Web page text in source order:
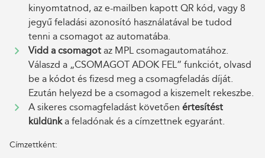
kinyomtatnod, az e-mailben kapott QR kód, vagy 8
jegyű feladási azonosító használatával be tudod
tenni a csomagot az automatába.
Vidd a csomagot az MPL csomagautomatához.
Válaszd a „CSOMAGOT ADOK FEL” funkciót, olvasd
be a kódot és fizesd meg a csomagfeladás díját.
Ezután helyezd be a csomagod a kiszemelt rekeszbe.
A sikeres csomagfeladást követően értesítést
küldünka feladónak és a címzettnek egyaránt.
Címzettként: